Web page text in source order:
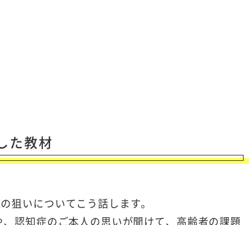
た教材
狙いについてこう話します。
認知症のご本人の思いが聞けて、高齢者の課題